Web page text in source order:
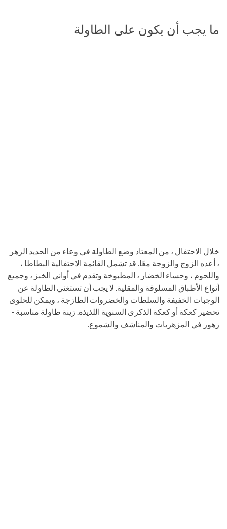
ما يجب أن يكون على الطاولة
خلال الاحتفال ، من المعتاد وضع الطاولة في وعاء من الحديد الزهر
، أعده الزوج والزوجة معًا. قد تشمل القائمة الاحتفالية البطاطا ،
واللحوم ، وحساء الخضار ، المطبوخة وتقدم في أواني الخبز ، وجميع
أنواع الأطباق المسلوقة والمقلية. لا يجب أن تستغني الطاولة عن
الوجبات الخفيفة والسلطات والخضروات الطازجة ، ويمكن للحلوى
تحضير كعكة أو كعكة الذكرى السنوية اللذيذة. زينة طاولة مناسبة -
زهور في المزهريات والمناشف والشموع.